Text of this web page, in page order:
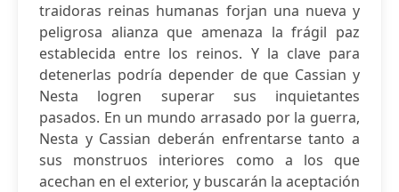
traidoras reinas humanas forjan una nueva y
peligrosa alianza que amenaza la frágil paz
establecida entre los reinos. Y la clave para
detenerlas podría depender de que Cassian y
Nesta logren superar sus inquietantes
pasados. En un mundo arrasado por la guerra,
Nesta y Cassian deberán enfrentarse tanto a
sus monstruos interiores como a los que
acechan en el exterior, y buscarán la aceptación